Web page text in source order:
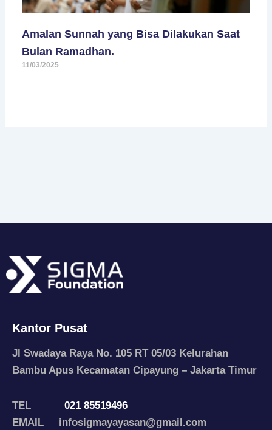
Amalan Sunnah yang Bisa Dilakukan Saat
Bulan Ramadhan.
11/03/2025
Kantor Pusat
Jl Swadaya Raya No. 105 RT 05/03 Kelurahan
Bambu Apus Kecamatan Cipayung – Jakarta Timur
TEL
021 85519496
EMAIL infosigmayayasan@gmail.com